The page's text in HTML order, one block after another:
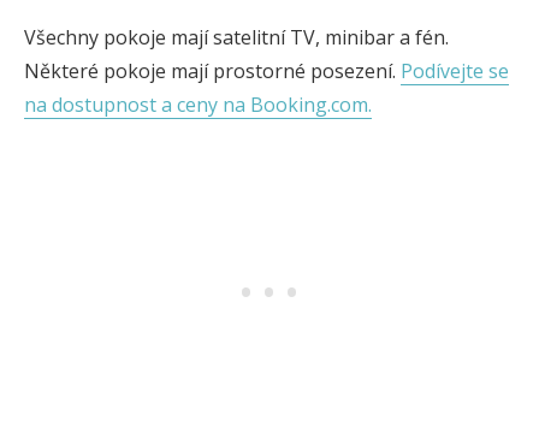
Všechny pokoje mají satelitní TV, minibar a fén.
Některé pokoje mají prostorné posezení. Podívejte se
na dostupnost a ceny na Booking.com.